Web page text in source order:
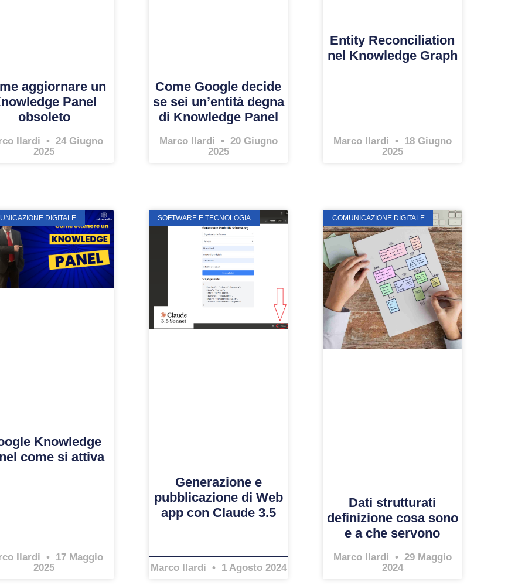
aggiornare un
Panel
obsoleto
Ilardi
24 Giugno
2025
Come Google decide
se sei un’entità degna
di Knowledge Panel
Marco Ilardi
20 Giugno
2025
Entity Reconciliation
nel Knowledge Graph
Marco Ilardi
18 Giugno
2025
DIGITALE
Knowledge
come si attiva
Ilardi
17 Maggio
2025
SOFTWARE E TECNOLOGIA
Generazione e
pubblicazione di Web
app con Claude 3.5
Marco Ilardi 1 Agosto 2024
COMUNICAZIONE DIGITALE
Dati strutturati
definizione cosa sono
e a che servono
Marco Ilardi
29 Maggio
2024